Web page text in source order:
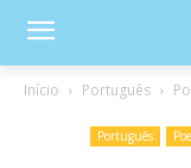
Início Português
Português